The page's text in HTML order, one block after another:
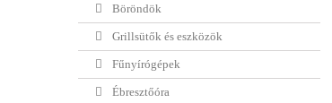
Böröndök
Grillsütők és eszközök
Fűnyírógépek
Ébresztőóra